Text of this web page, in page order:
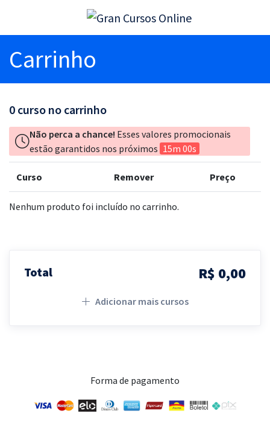
Carrinho
0 curso no carrinho
Não perca a chance! Esses valores promocionais
estão garantidos nos próximos 15m 00s
Curso Remover Preço
Nenhum produto foi incluído no carrinho.
Total R$ 0,00
Adicionar mais cursos
Forma de pagamento